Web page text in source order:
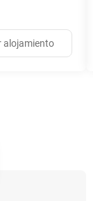
alojamiento